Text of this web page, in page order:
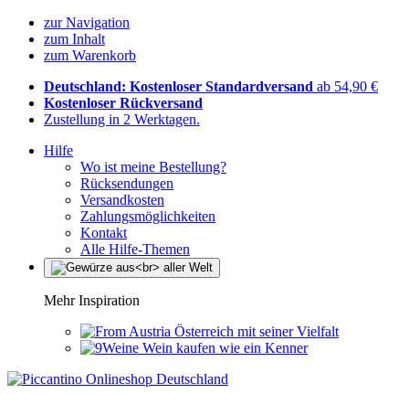
zur Navigation
zum Inhalt
zum Warenkorb
Deutschland: Kostenloser Standardversand ab 54,90 €
Kostenloser Rückversand
Zustellung in 2 Werktagen.
Hilfe
Wo ist meine Bestellung?
Rücksendungen
Versandkosten
Zahlungsmöglichkeiten
Kontakt
Alle Hilfe-Themen
Mehr Inspiration
Österreich mit seiner Vielfalt
Wein kaufen wie ein Kenner